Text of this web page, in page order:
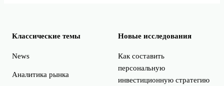
Классические темы
News
Аналитика рынка
Новые исследования
Как составить
персональную
инвестиционную стратегию